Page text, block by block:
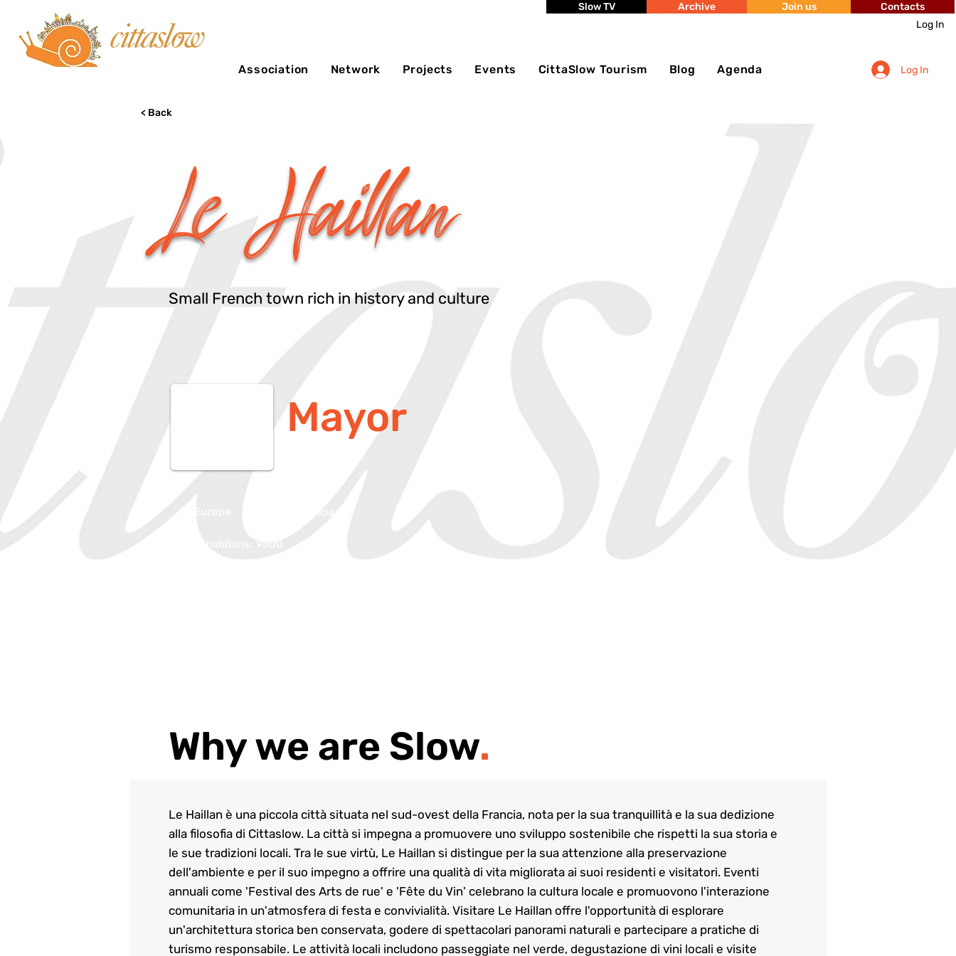
Log In
Slow TV Archive Join us Contacts
Association Network Projects Events CittaSlow Tourism Blog Agenda Log In
< Back
Le Haillan
Small French town rich in history and culture
Mayor
Why we are Slow.
Le Haillan è una piccola città situata nel sud-ovest della Francia, nota per la sua tranquillità e la sua dedizione
alla filosofia di Cittaslow. La città si impegna a promuovere uno sviluppo sostenibile che rispetti la sua storia e
le sue tradizioni locali. Tra le sue virtù, Le Haillan si distingue per la sua attenzione alla preservazione
dell'ambiente e per il suo impegno a offrire una qualità di vita migliorata ai suoi residenti e visitatori. Eventi
annuali come 'Festival des Arts de rue' e 'Fête du Vin' celebrano la cultura locale e promuovono l'interazione
comunitaria in un'atmosfera di festa e convivialità. Visitare Le Haillan offre l'opportunità di esplorare
un'architettura storica ben conservata, godere di spettacolari panorami naturali e partecipare a pratiche di
turismo responsabile. Le attività locali includono passeggiate nel verde, degustazione di vini locali e visite